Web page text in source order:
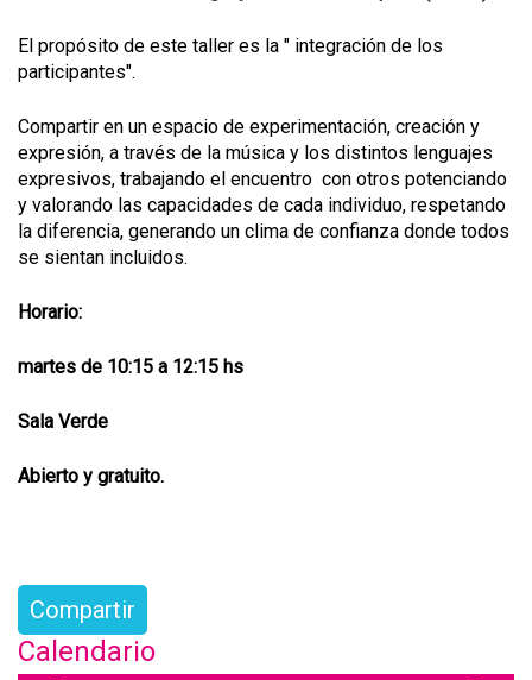
El propósito de este taller es la " integración de los
participantes".
Compartir en un espacio de experimentación, creación y
expresión, a través de la música y los distintos lenguajes
expresivos, trabajando el encuentro con otros potenciando
y valorando las capacidades de cada individuo, respetando
la diferencia, generando un clima de confianza donde todos
se sientan incluidos.
Horario:
martes de 10:15 a 12:15 hs
Sala Verde
Abierto y gratuito.
Compartir
Calendario